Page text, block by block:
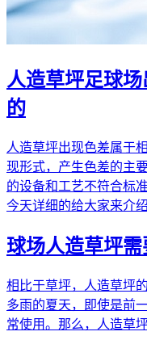
人造草坪足球
的
人造草坪出现色差属于
现形式，产生色差的主
的设备和工艺不符合标
今天详细的给大家来介绍
球场人造草坪
相比于草坪，人造草坪
多雨的夏天，即使是前
常使用。那么，人造草